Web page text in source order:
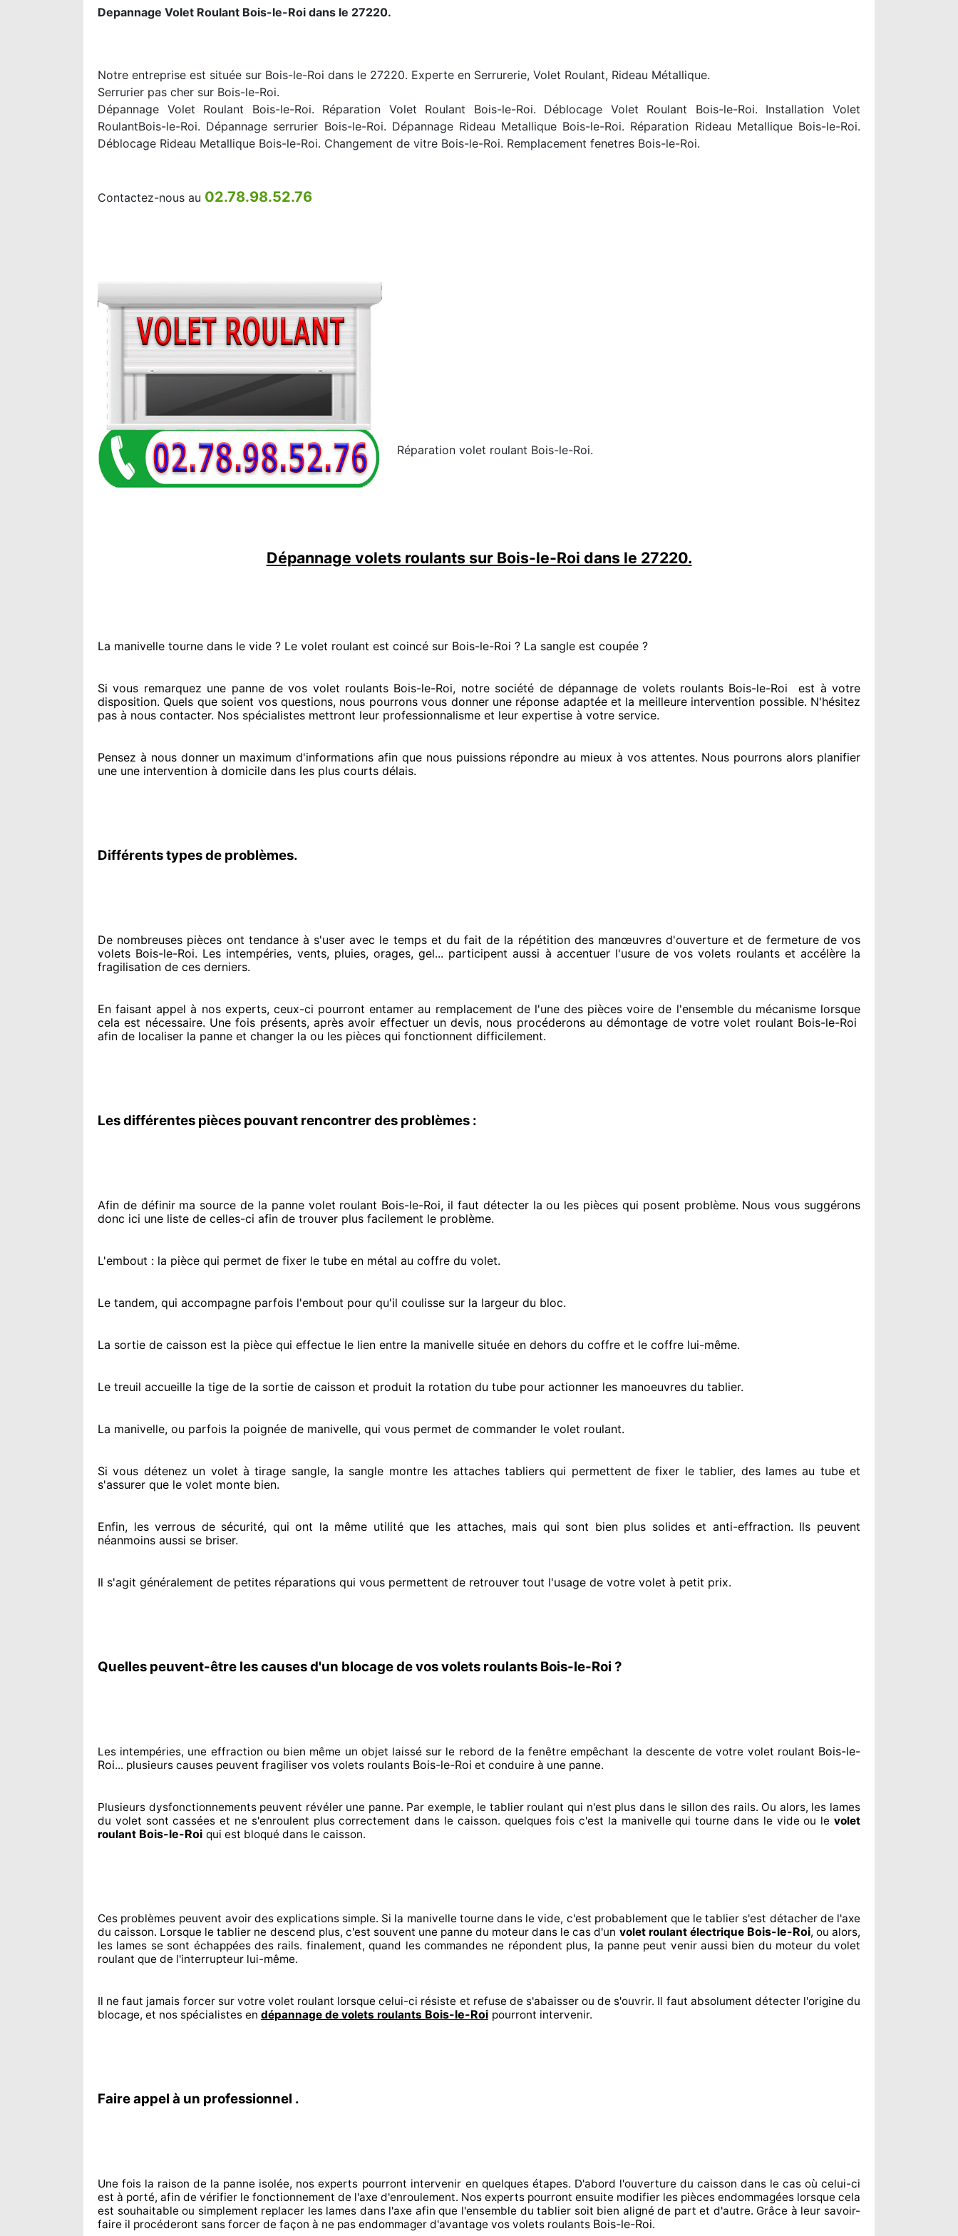
Depannage Volet Roulant Bois-le-Roi dans le 27220.
Notre entreprise est située sur Bois-le-Roi dans le 27220. Experte en Serrurerie, Volet Roulant, Rideau Métallique.
Serrurier pas cher sur Bois-le-Roi.
Dépannage Volet Roulant Bois-le-Roi. Réparation Volet Roulant Bois-le-Roi. Déblocage Volet Roulant Bois-le-Roi. Installation Volet
RoulantBois-le-Roi. Dépannage serrurier Bois-le-Roi. Dépannage Rideau Metallique Bois-le-Roi. Réparation Rideau Metallique Bois-le-Roi.
Déblocage Rideau Metallique Bois-le-Roi. Changement de vitre Bois-le-Roi. Remplacement fenetres Bois-le-Roi.
Contactez-nous au 02.78.98.52.76
Réparation volet roulant Bois-le-Roi.
Dépannage volets roulants sur Bois-le-Roi dans le 27220.
La manivelle tourne dans le vide ? Le volet roulant est coincé sur Bois-le-Roi ? La sangle est coupée ?
Si vous remarquez une panne de vos volet roulants Bois-le-Roi, notre société de dépannage de volets roulants Bois-le-Roi est à votre
disposition. Quels que soient vos questions, nous pourrons vous donnerune réponse adaptéeet la meilleure intervention possible. N'hésitez
pas à nous contacter. Nos spécialistes mettront leur professionnalisme et leur expertise à votre service.
Pensez à nous donnerun maximum d'informations afin que nous puissions répondre au mieux à vos attentes. Nous pourrons alors planifier
une une intervention à domicile dans les plus courts délais.
Différents types de problèmes.
De nombreuses pièces ont tendance à s'user avec le temps et du fait de la répétition des manœuvres d'ouverture et de fermeture de vos
volets Bois-le-Roi. Les intempéries, vents, pluies, orages, gel... participent aussi à accentuerl'usure de vos volets roulants et accélère la
fragilisation de ces derniers.
En faisant appel à nos experts, ceux-ci pourront entamer au remplacement de l'une des pièces voire de l'ensembledu mécanisme lorsque
cela est nécessaire. Une fois présents, après avoir effectuerun devis, nous procéderons au démontage de votre volet roulant Bois-le-Roi
afin de localiser la panne et changer la ou les pièces qui fonctionnent difficilement.
Les différentes pièces pouvant rencontrer des problèmes :
Afin de définir ma source de la panne volet roulant Bois-le-Roi, il faut détecterla ou les pièces qui posent problème. Nous vous suggérons
donc ici une liste de celles-ci afin de trouver plus facilement le problème.
L'embout : la pièce qui permet de fixer le tube en métal au coffre du volet.
Le tandem, qui accompagne parfois l'embout pour qu'il coulisse sur la largeur du bloc.
La sortie de caisson est la pièce qui effectue le lien entre la manivelle située en dehors du coffre et le coffre lui-même.
Le treuil accueille la tige de la sortie de caisson et produit la rotation du tube pour actionner les manoeuvres du tablier.
La manivelle, ou parfois la poignée de manivelle, qui vous permet de commander le volet roulant.
Si vous détenez un volet à tirage sangle, la sangle montreles attaches tabliers qui permettent de fixer le tablier, des lames au tube et
s'assurer que le volet monte bien.
Enfin, les verrous de sécurité, qui ont la même utilité que les attaches, mais qui sont bien plus solideset anti-effraction. Ils peuvent
néanmoins aussi se briser.
Il s'agit généralement de petites réparations qui vous permettent de retrouver tout l'usage de votre volet à petit prix.
Quelles peuvent-être les causes d'un blocage de vos volets roulants Bois-le-Roi ?
Les intempéries, une effraction ou bien même un objet laissésur le rebord de la fenêtre empêchant la descente de votre volet roulant Bois-le-
Roi... plusieurs causes peuvent fragiliser vos volets roulants Bois-le-Roi et conduire à une panne.
Plusieurs dysfonctionnements peuvent révélerune panne. Par exemple, le tablier roulant qui n'est plus dans le sillon des rails. Ou alors, les lames
du volet sont cassées et ne s'enroulent plus correctement dans le caisson. quelques fois c'est la manivelle qui tourne dans le vide ou levolet
roulant Bois-le-Roi qui est bloqué dans le caisson.
Ces problèmes peuvent avoir des explicationssimple. Si la manivelle tourne dans le vide, c'est probablement que le tablier s'est détacherde l'axe
du caisson. Lorsque le tablier ne descend plus, c'est souvent une panne du moteur dans le cas d'un volet roulant électrique Bois-le-Roi, ou alors,
les lames se sont échappéesdes rails. finalement, quand les commandes ne répondent plus, la panne peut venir aussi bien du moteur du volet
roulant que de l'interrupteur lui-même.
Il ne faut jamais forcer survotre volet roulant lorsque celui-ci résiste et refuse de s'abaisser ou de s'ouvrir. Il faut absolument détecterl'originedu
blocage, et nos spécialistes en dépannage de volets roulants Bois-le-Roi pourront intervenir.
Faire appel à un professionnel .
Une fois la raison de la panne isolée, nos experts pourront intervenir en quelques étapes. D'abord l'ouverture du caisson dans le cas où celui-ci
est à porté, afin de vérifier le fonctionnement de l'axe d'enroulement. Nos experts pourront ensuite modifier les pièces endommagées lorsque cela
est souhaitableou simplement replacer les lames dans l'axe afin que l'ensembledu tablier soit bien aligné de part et d'autre. Grâce à leur savoir-
faire il procéderont sans forcer de façon à ne pas endommager d'avantage vos volets roulants Bois-le-Roi.